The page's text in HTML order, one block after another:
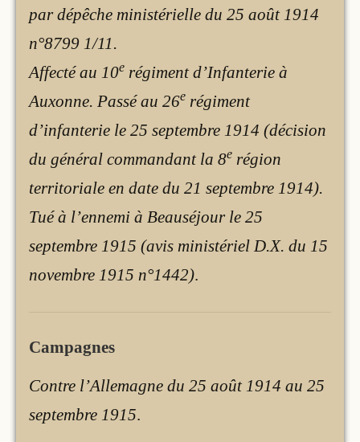
par dépêche ministérielle du 25 août 1914
n°8799 1/11.
Affecté au 10e régiment d’Infanterie à
Auxonne. Passé au 26e régiment
d’infanterie le 25 septembre 1914 (décision
du général commandant la 8e région
territoriale en date du 21 septembre 1914).
Tué à l’ennemi à Beauséjour le 25
septembre 1915 (avis ministériel D.X. du 15
novembre 1915 n°1442).
Campagnes
Contre l’Allemagne du 25 août 1914 au 25
septembre 1915.